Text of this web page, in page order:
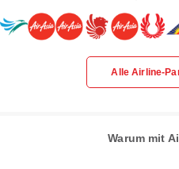
Alle Airline-
Warum mit